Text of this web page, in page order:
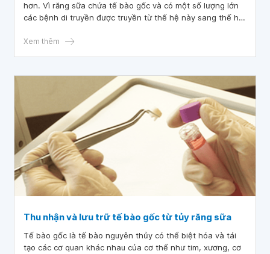
hơn. Vì răng sữa chứa tế bào gốc và có một số lượng lớn
các bệnh di truyền được truyền từ thế hệ này sang thế hệ
bảo quản tế bào gốc từ răng sữa đang dần được quan tâm.
Xem thêm
Thu nhận và lưu trữ tế bào gốc từ tủy răng sữa
Tế bào gốc là tế bào nguyên thủy có thể biệt hóa và tái
tạo các cơ quan khác nhau của cơ thể như tim, xương, cơ